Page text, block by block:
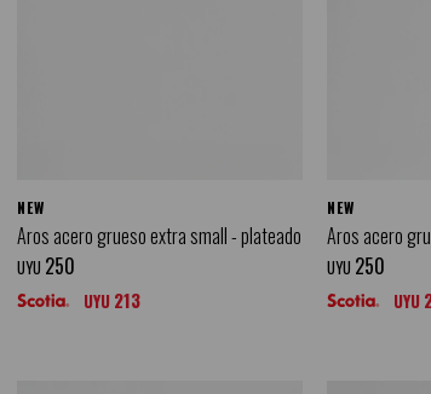
NEW
Aros acero grueso extra small - plateado
UYU 250
UYU 213
NEW
Aros acero
UYU 250
UYU